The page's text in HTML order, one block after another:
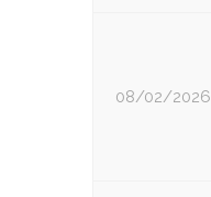
08/02/2026